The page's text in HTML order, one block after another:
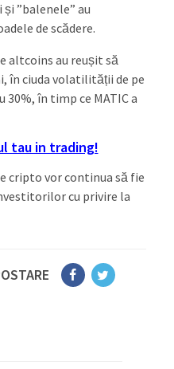
”balenele” au
de scădere.
altcoins au reușit să
în ciuda volatilității de pe
30%, în timp ce MATIC a
tau in trading!
cripto vor continua să fie
cu privire la